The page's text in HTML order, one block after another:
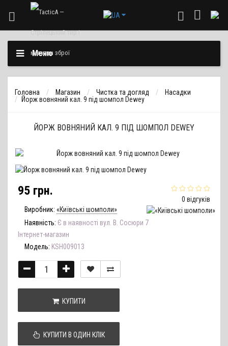
Меню
Головна Магазин Чистка та догляд
Насадки
Йорж вовняний кал. 9 під шомпол Dewey
ЙОРЖ ВОВНЯНИЙ КАЛ. 9 ПІД ШОМПОЛ DEWEY
0 відгуків
95 грн.
Виробник: «Київські шомполи»
Наявність: Є в наявності вул. В. Сосюри 7
Інтернет-магазин
Модель: KSH009013
КУПИТИ
КУПИТИ В ОДИН КЛІК